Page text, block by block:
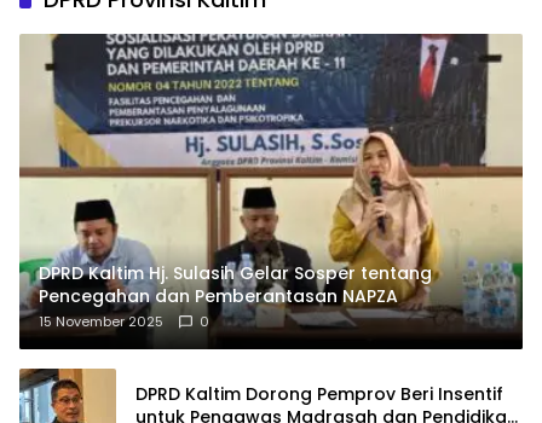
DPRD Kaltim Hj. Sulasih Gelar Sosper tentang
Pencegahan dan Pemberantasan NAPZA
15 November 2025 0
DPRD Kaltim Dorong Pemprov Beri Insentif
untuk Pengawas Madrasah dan Pendidikan